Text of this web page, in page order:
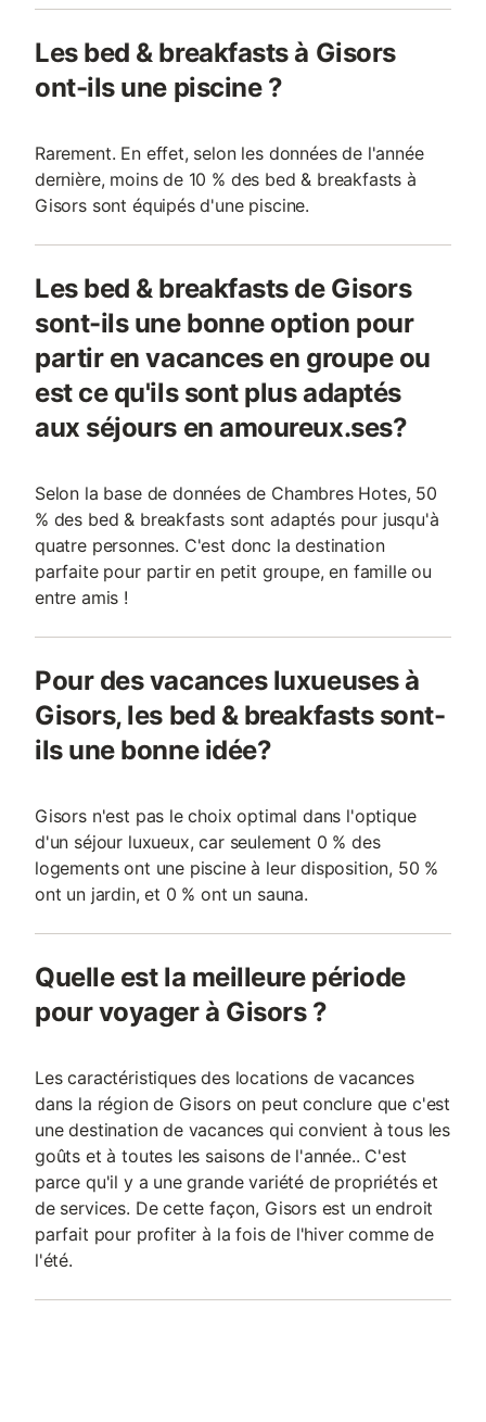
Les bed & breakfasts à Gisors
ont-ils une piscine ?
Rarement. En effet, selon les données de l'année
dernière, moins de 10 % des bed & breakfasts à
Gisors sont équipés d'une piscine.
Les bed & breakfasts de Gisors
sont-ils une bonne option pour
partir en vacances en groupe ou
est ce qu'ils sont plus adaptés
aux séjours en amoureux.ses?
Selon la base de données de Chambres Hotes, 50
% des bed & breakfasts sont adaptés pour jusqu'à
quatre personnes. C'est donc la destination
parfaite pour partir en petit groupe, en famille ou
entre amis !
Pour des vacances luxueuses à
Gisors, les bed & breakfasts sont-
ils une bonne idée?
Gisors n'est pas le choix optimal dans l'optique
d'un séjour luxueux, car seulement 0 % des
logements ont une piscine à leur disposition, 50 %
ont un jardin, et 0 % ont un sauna.
Quelle est la meilleure période
pour voyager à Gisors ?
Les caractéristiques des locations de vacances
dans la région de Gisors on peut conclure que c'est
une destination de vacances qui convient à tous les
goûts et à toutes les saisons de l'année.. C'est
parce qu'il y a une grande variété de propriétés et
de services. De cette façon, Gisors est un endroit
parfait pour profiter à la fois de l'hiver comme de
l'été.